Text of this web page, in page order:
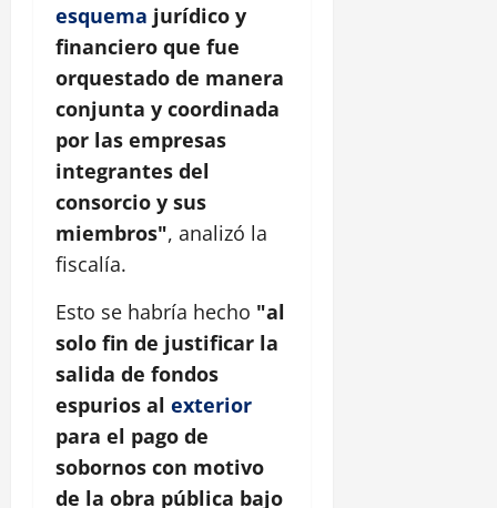
esquema jurídico y
financiero que fue
orquestado de manera
conjunta y coordinada
por las empresas
integrantes del
consorcio y sus
miembros", analizó la
fiscalía.
Esto se habría hecho "al
solo fin de justificar la
salida de fondos
espurios al exterior
para el pago de
sobornos con motivo
de la obra pública bajo